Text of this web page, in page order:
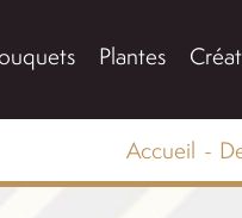
Plantes
Accueil